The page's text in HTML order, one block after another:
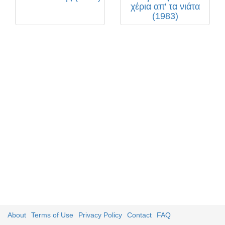
χέρια απ' τα νιάτα
(1983)
About Terms of Use Privacy Policy Contact FAQ